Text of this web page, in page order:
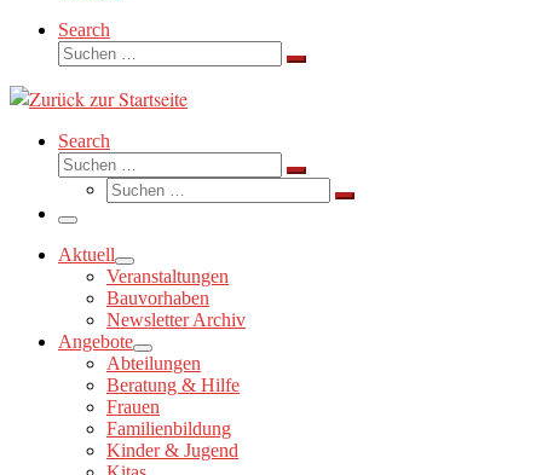
Search
Suche
Suchen …
Search
Suche
Suchen …
Suche
Suchen …
Menü
Aktuell
Veranstaltungen
Bauvorhaben
Newsletter Archiv
Angebote
Abteilungen
Beratung & Hilfe
Frauen
Familienbildung
Kinder & Jugend